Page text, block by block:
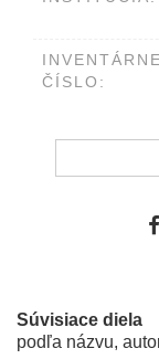
INVENTÁRNE
ČÍSLO:
Súvisiace diela
podľa názvu,